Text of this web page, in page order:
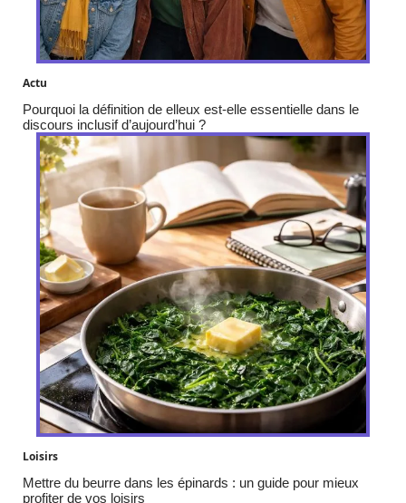
Actu
Pourquoi la définition de elleux est-elle essentielle dans le
discours inclusif d’aujourd’hui ?
Loisirs
Mettre du beurre dans les épinards : un guide pour mieux
profiter de vos loisirs